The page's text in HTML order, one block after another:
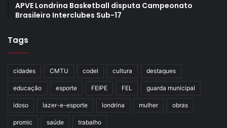
APVE Londrina Basketball disputa Campeonato
Brasileiro Interclubes Sub-17
Tags
cidades CMTU codel cultura destaques
educação esporte FEIPE FEL guarda municipal
idoso lazer-e-esporte londrina mulher obras
promic saúde trabalho